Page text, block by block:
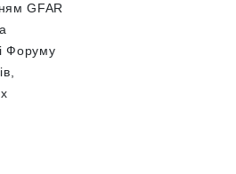
GFAR
Форуму